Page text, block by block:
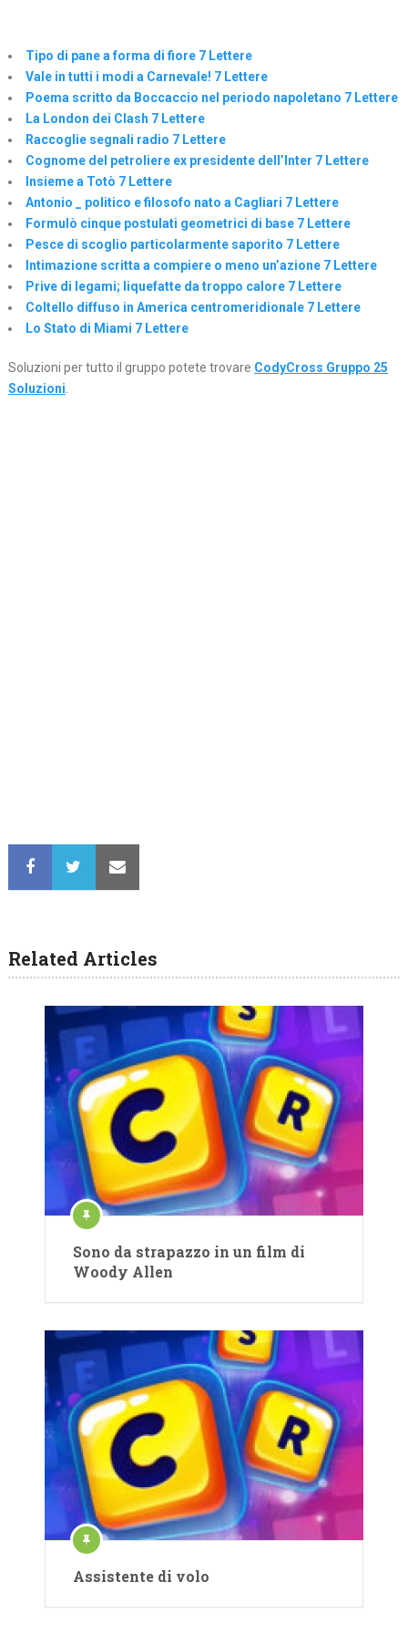
Tipo di pane a forma di fiore 7 Lettere
Vale in tutti i modi a Carnevale! 7 Lettere
Poema scritto da Boccaccio nel periodo napoletano 7 Lettere
La London dei Clash 7 Lettere
Raccoglie segnali radio 7 Lettere
Cognome del petroliere ex presidente dell’Inter 7 Lettere
Insieme a Totò 7 Lettere
Antonio _ politico e filosofo nato a Cagliari 7 Lettere
Formulò cinque postulati geometrici di base 7 Lettere
Pesce di scoglio particolarmente saporito 7 Lettere
Intimazione scritta a compiere o meno un’azione 7 Lettere
Prive di legami; liquefatte da troppo calore 7 Lettere
Coltello diffuso in America centromeridionale 7 Lettere
Lo Stato di Miami 7 Lettere
Soluzioni per tutto il gruppo potete trovare CodyCross Gruppo 25
Soluzioni.
Related Articles
Sono da strapazzo in un film di
Woody Allen
Assistente di volo